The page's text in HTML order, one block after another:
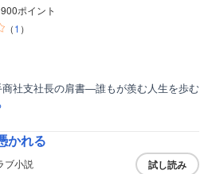
ポイント
（1 ）
社支社長の肩書―誰もが羨む人生を歩む
かれる
ブ小説
試し読み